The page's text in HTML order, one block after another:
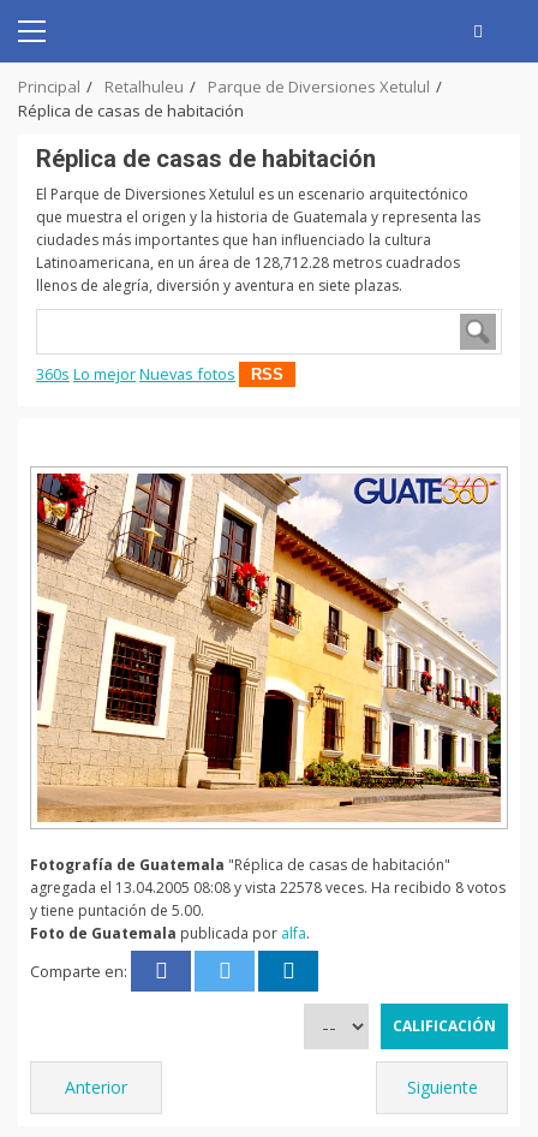
content
Primary
Principal Retalhuleu
Parque de Diversiones Xetulul
Réplica de casas de habitación
Réplica de casas de habitación
El Parque de Diversiones Xetulul es un escenario arquitectónico
que muestra el origen y la historia de Guatemala y representa las
ciudades más importantes que han influenciado la cultura
Latinoamericana, en un área de 128,712.28 metros cuadrados
llenos de alegría, diversión y aventura en siete plazas.
360s Lo mejorNuevas fotos RSS
Fotografía de Guatemala "Réplica de casas de habitación"
agregada el 13.04.2005 08:08 y vista 22578 veces. Ha recibido 8 votos
y tiene puntación de 5.00.
Foto de Guatemala publicada por alfa.
Comparte en:
Anterior Siguiente